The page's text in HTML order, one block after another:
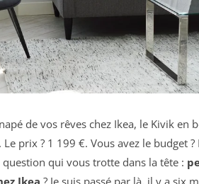
de vos rêves chez Ikea, le Kivik en
prix ? 1 199 €. Vous avez le budget
question qui vous trotte dans la tête :
Ikea ? Je suis passé par là, il y a six